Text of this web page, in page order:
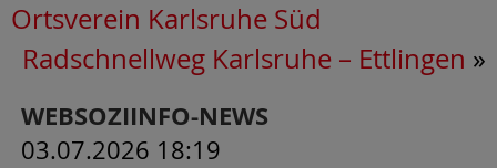
Ortsverein Karlsruhe Süd
Radschnellweg Karlsruhe – Ettlingen »
WEBSOZIINFO-NEWS
03.07.2026 18:19